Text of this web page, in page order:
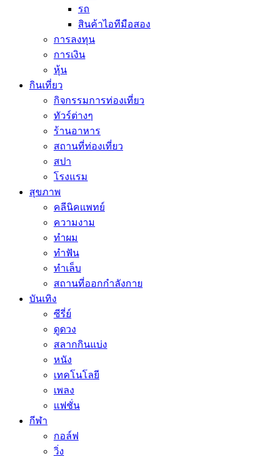
รถ
สินค้าไอทีมือสอง
การลงทุน
การเงิน
หุ้น
กินเที่ยว
กิจกรรมการท่องเที่ยว
ทัวร์ต่างๆ
ร้านอาหาร
สถานที่ท่องเที่ยว
สปา
โรงแรม
สุขภาพ
คลีนิคแพทย์
ความงาม
ทำผม
ทำฟัน
ทำเล็บ
สถานที่ออกกำลังกาย
บันเทิง
ซีรี่ย์
ดูดวง
สลากกินแบ่ง
หนัง
เทคโนโลยี
เพลง
แฟชั่น
กีฬา
กอล์ฟ
วิ่ง